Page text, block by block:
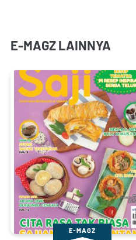
E-MAGZ LAINNYA
E-MAGZ